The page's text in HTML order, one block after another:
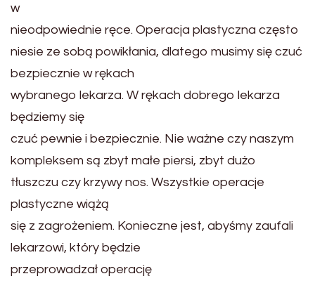
w
nieodpowiednie ręce. Operacja plastyczna często
niesie ze sobą powikłania, dlatego musimy się czuć
bezpiecznie w rękach
wybranego lekarza. W rękach dobrego lekarza
będziemy się
czuć pewnie i bezpiecznie. Nie ważne czy naszym
kompleksem są zbyt małe piersi, zbyt dużo
tłuszczu czy krzywy nos. Wszystkie operacje
plastyczne wiążą
się z zagrożeniem. Konieczne jest, abyśmy zaufali
lekarzowi, który będzie
przeprowadzał operację